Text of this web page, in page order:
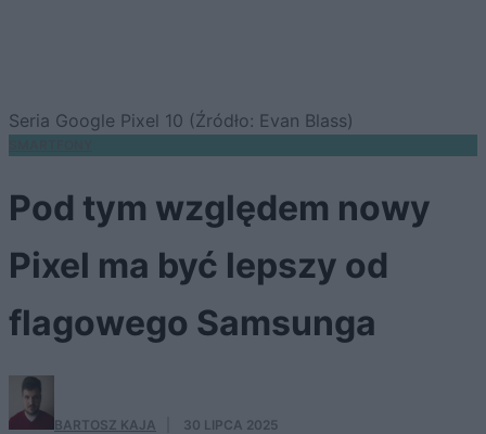
Seria Google Pixel 10 (Źródło: Evan Blass)
Pod tym względem nowy
Pixel ma być lepszy od
flagowego Samsunga
BARTOSZ KAJA 30 LIPCA 2025